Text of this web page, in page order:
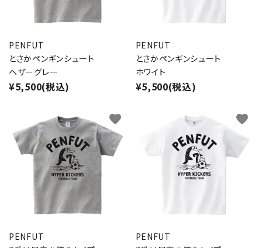
PENFUT
とさかペンギンシュート
ヘザーグレー
¥5,500(税込)
PENFUT
とさかペンギンシュート
ホワイト
¥5,500(税込)
PENFUT
favorite
PENFUT
favorite